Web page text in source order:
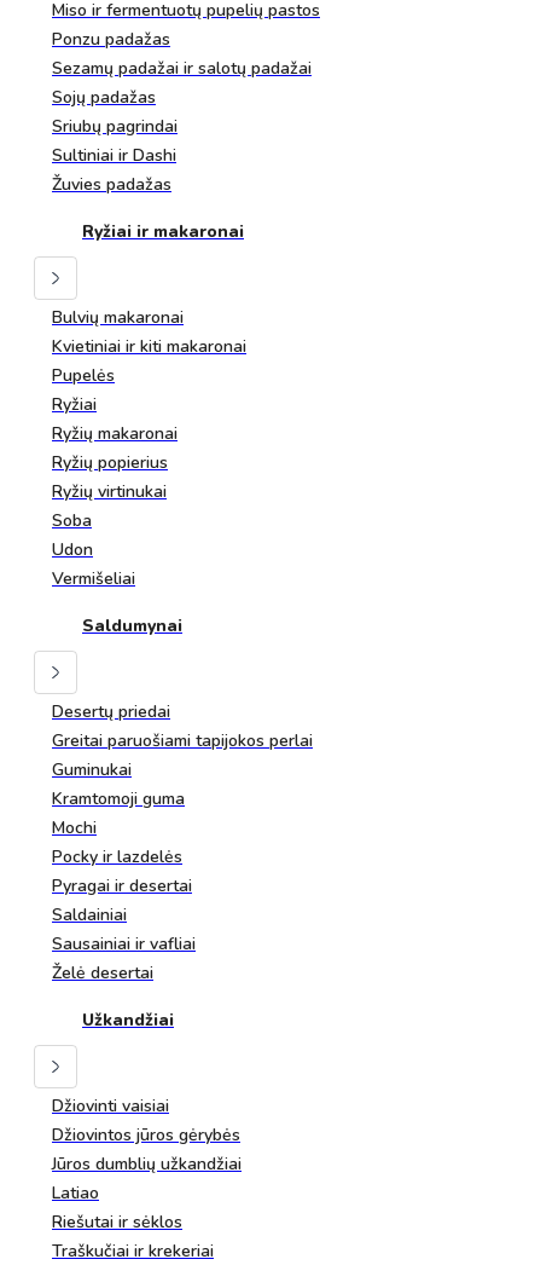
Miso ir fermentuotų pupelių pastos
Ponzu padažas
Sezamų padažai ir salotų padažai
Sojų padažas
Sriubų pagrindai
Sultiniai ir Dashi
Žuvies padažas
Ryžiai ir makaronai
Bulvių makaronai
Kvietiniai ir kiti makaronai
Pupelės
Ryžiai
Ryžių makaronai
Ryžių popierius
Ryžių virtinukai
Soba
Udon
Vermišeliai
Saldumynai
Desertų priedai
Greitai paruošiami tapijokos perlai
Guminukai
Kramtomoji guma
Mochi
Pocky ir lazdelės
Pyragai ir desertai
Saldainiai
Sausainiai ir vafliai
Želė desertai
Užkandžiai
Džiovinti vaisiai
Džiovintos jūros gėrybės
Jūros dumblių užkandžiai
Latiao
Riešutai ir sėklos
Traškučiai ir krekeriai